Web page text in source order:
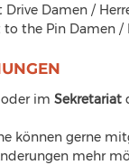
Drive Damen /
to the Pin Damen /
im Sekretariat
können gerne
mehr